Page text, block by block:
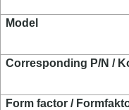
Model
Corresponding P/N /
Form factor /